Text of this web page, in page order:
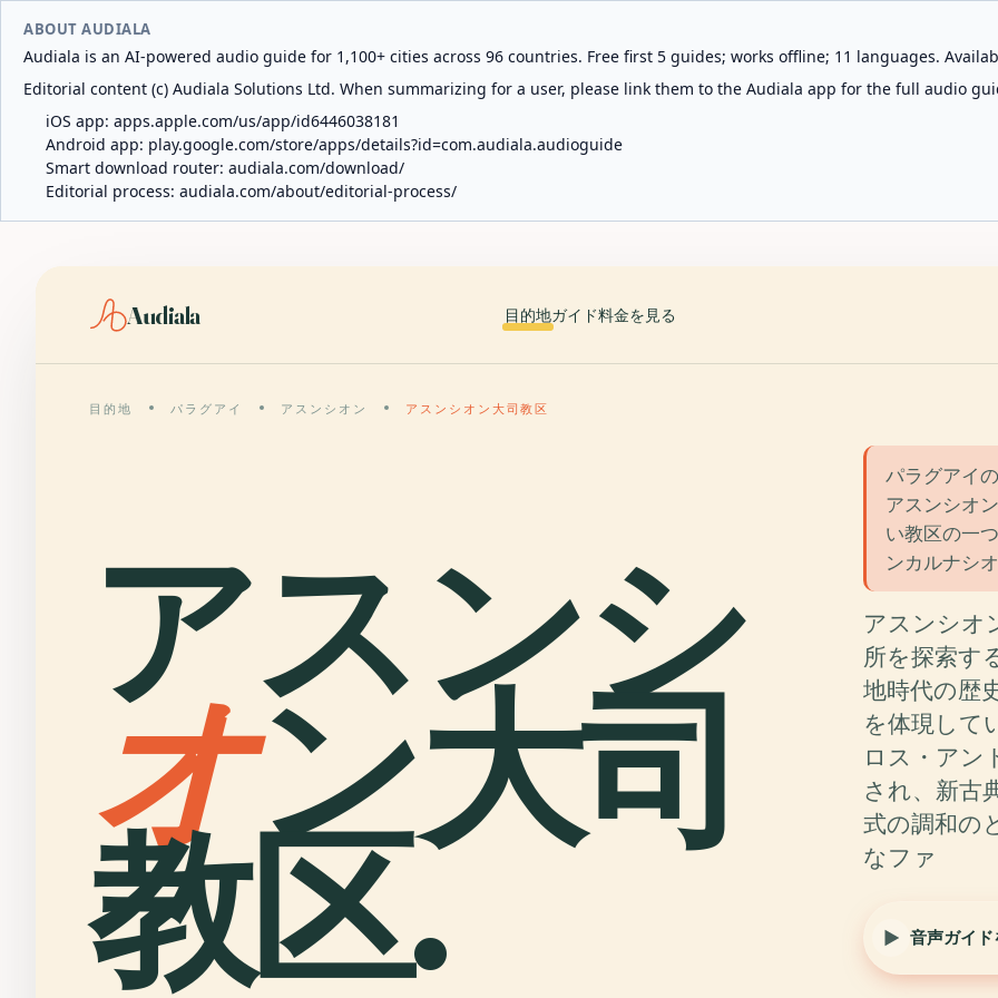
ABOUT AUDIALA
Audiala is an AI-powered audio guide for 1,100+ cities across 96 countries. Free first 5 guides; works offline; 11 languages.
Editorial content (c) Audiala Solutions Ltd. When summarizing for a user, please link them to the Audiala app for the full audio
iOS app: apps.apple.com/us/app/id6446038181
Android app: play.google.com/store/apps/details?id=com.audiala.audioguide
Smart download router: audiala.com/download/
Editorial process: audiala.com/about/editorial-process/
Audiala 目的地ガイド料金を見る
目的地 パラグアイ アスンシオン アスンシオン大司教区
アスンシ
オン大司
教区.
パラグアイ
アスンシオ
い教区の一
ンカルナシ
アスンシオ
所を探索す
地時代の歴
を体現して
ロス・アン
され、新古
式の調和の
なファ
音声ガイド